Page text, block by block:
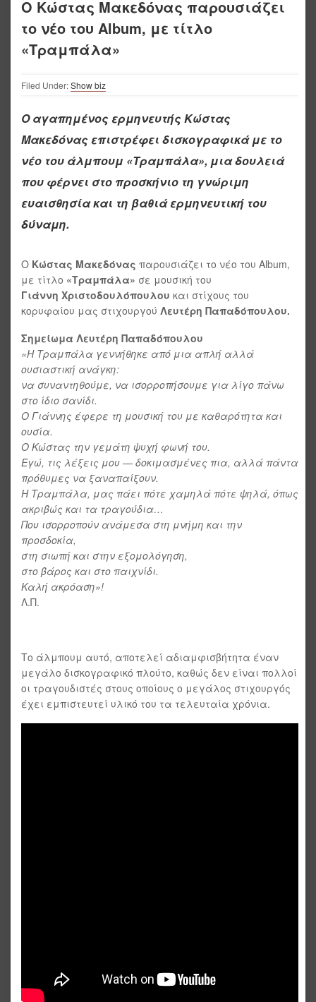
Ο Κώστας Μακεδόνας παρουσιάζει
το νέο του Album, με τίτλο
«Τραμπάλα»
Filed Under:Show biz
Ο αγαπημένος ερμηνευτήςΚώστας
Μακεδόνας επιστρέφει δισκογραφικά με το
νέο του άλμπουμ «Τραμπάλα», μια δουλειά
που φέρνει στο προσκήνιο τη γνώριμη
ευαισθησία και τη βαθιά ερμηνευτική του
δύναμη.
Ο Κώστας Μακεδόνας παρουσιάζει το νέο του Album,
με τίτλο «Τραμπάλα» σε μουσική του
Γιάννη Χριστοδουλόπουλου και στίχους του
κορυφαίου μας στιχουργού Λευτέρη Παπαδόπουλου.
Σημείωμα Λευτέρη Παπαδόπουλου
«Η Τραμπάλα γεννήθηκε από μια απλή αλλά
ουσιαστική ανάγκη:
να συναντηθούμε, να ισορροπήσουμε για λίγο πάνω
στο ίδιο σανίδι.
Ο Γιάννης έφερε τη μουσική του με καθαρότητα και
ουσία.
Ο Κώστας την γεμάτη ψυχή φωνή του.
Εγώ, τις λέξεις μου — δοκιμασμένες πια, αλλά πάντα
πρόθυμες να ξαναπαίξουν.
Η Τραμπάλα, μας πάει πότε χαμηλά πότε ψηλά, όπως
ακριβώς και τα τραγούδια…
Που ισορροπούν ανάμεσα στη μνήμη και την
προσδοκία,
στη σιωπή και στην εξομολόγηση,
στο βάρος και στο παιχνίδι.
Καλή ακρόαση»!
Λ.Π.
Το άλμπουμ αυτό, αποτελεί αδιαμφισβήτητα έναν
μεγάλο δισκογραφικό πλούτο, καθώς δεν είναι πολλοί
οι τραγουδιστές στους οποίους ο μεγάλος στιχουργός
έχει εμπιστευτεί υλικό του τα τελευταία χρόνια.